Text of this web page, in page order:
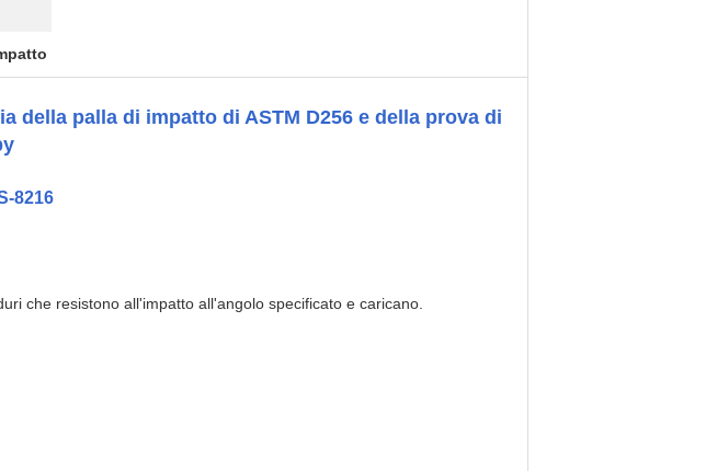
della palla di impatto di ASTM D256 e della prova di
8216
che resistono all'impatto all'angolo specificato e caricano.